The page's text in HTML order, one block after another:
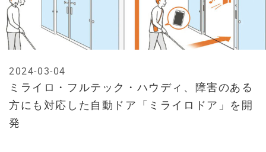
ミライロ・フルテック・ハウディ、障害のある
方にも対応した自動ドア「ミライロドア」を開
発
2024-03-04